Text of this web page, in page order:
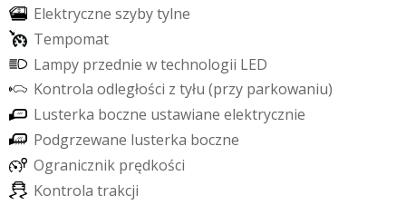
Elektryczne szybytylne
Tempomat
Lampy przednie wtechnologii LED
Kontrola odległości z tyłu (przy parkowaniu)
Lusterka boczne ustawiane elektrycznie
Podgrzewane lusterka boczne
Ogranicznik prędkości
Kontrola trakcji